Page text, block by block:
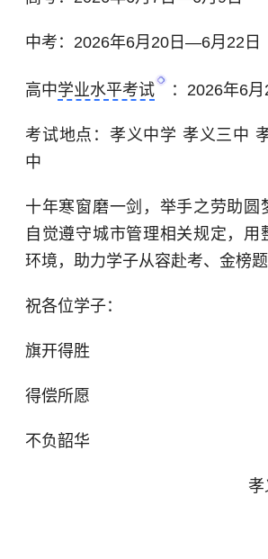
中考：2026年6月20日—6月22日
高中学业水平考试 ：2026年6月
考试地点：孝义中学 孝义三中
中
十年寒窗磨一剑，举手之劳助圆
自觉遵守城市管理相关规定，用
环境，助力学子从容赴考、金榜题
祝各位学子：
旗开得胜
得偿所愿
不负韶华